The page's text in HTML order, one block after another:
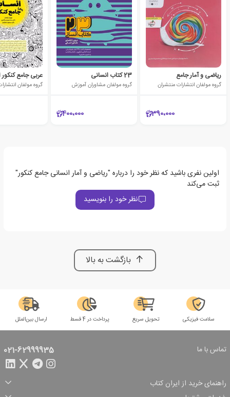
ریاضی و آمار جامع
گروه مولفان انتشارات منتشران
390،000
23 کتاب انسانی
گروه مولفان مشاوران آموزش
400،000
عربی جامع
گروه مولفان
اولین نفری باشید که نظر خود را درباره "ریاضی و آمار انسانی جامع کنکور"
ثبت می‌کند
نظر خود را بنویسید
بازگشت به بالا
سلامت فیزیکی تحویل سریع پرداخت در 4 قسط ارسال بین‌الملل
تماس با ما 021-62999935
راهنمای خرید از ایران کتاب